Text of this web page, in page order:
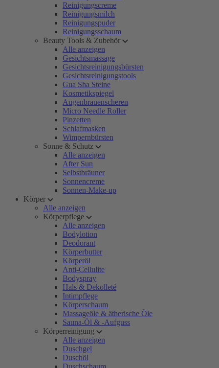
Reinigungscreme
Reinigungsmilch
Reinigungspuder
Reinigungsschaum
Beauty Tools & Zubehör
Alle anzeigen
Gesichtsmassage
Gesichtsreinigungsbürsten
Gesichtsreinigungstools
Gua Sha Steine
Kosmetikspiegel
Augenbrauenscheren
Micro Needle Roller
Pinzetten
Schlafmasken
Wimpernbürsten
Sonne & Schutz
Alle anzeigen
After Sun
Selbstbräuner
Sonnencreme
Sonnen-Make-up
Körper
Alle anzeigen
Körperpflege
Alle anzeigen
Bodylotion
Deodorant
Körperbutter
Körperöl
Anti-Cellulite
Bodyspray
Hals & Dekolleté
Intimpflege
Körperschaum
Massageöle & ätherische Öle
Sauna-Öl & -Aufguss
Körperreinigung
Alle anzeigen
Duschgel
Duschöl
Duschschaum